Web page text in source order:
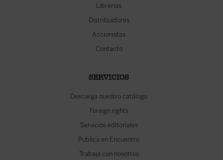
Librerías
Distribuidores
Accionistas
Contacto
SERVICIOS
Descarga nuestro catálogo
Foreign rights
Servicios editoriales
Publica en Encuentro
Trabaja con nosotros